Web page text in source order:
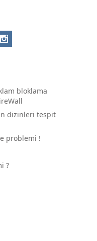
bloklama
dizinleri tespit
problemi !
?